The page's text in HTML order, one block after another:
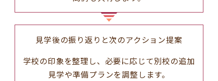
見学後の振り返りと次のアクション提案
学校の印象を整理し、必要に応じて別校の追加
見学や準備プランを調整します。